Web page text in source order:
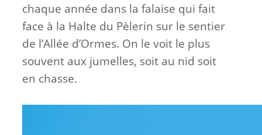
chaque année dans la falaise qui fait
face à la Halte du Pèlerin sur le sentier
de l’Allée d’Ormes. On le voit le plus
souvent aux jumelles, soit au nid soit
en chasse.